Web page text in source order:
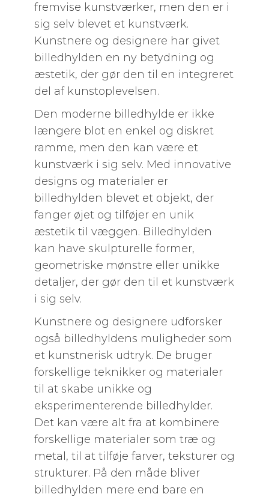
fremvise kunstværker, men den er i
sig selv blevet et kunstværk.
Kunstnere og designere har givet
billedhylden en ny betydning og
æstetik, der gør den til en integreret
del af kunstoplevelsen.
Den moderne billedhylde er ikke
længere blot en enkel og diskret
ramme, men den kan være et
kunstværk i sig selv. Med innovative
designs og materialer er
billedhylden blevet et objekt, der
fanger øjet og tilføjer en unik
æstetik til væggen. Billedhylden
kan have skulpturelle former,
geometriske mønstre eller unikke
detaljer, der gør den til et kunstværk
i sig selv.
Kunstnere og designere udforsker
også billedhyldens muligheder som
et kunstnerisk udtryk. De bruger
forskellige teknikker og materialer
til at skabe unikke og
eksperimenterende billedhylder.
Det kan være alt fra at kombinere
forskellige materialer som træ og
metal, til at tilføje farver, teksturer og
strukturer. På den måde bliver
billedhylden mere end bare en